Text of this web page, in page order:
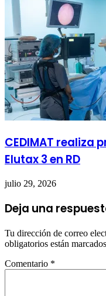
CEDIMAT realiza
Elutax 3 en RD
julio 29, 2026
Deja una
Tu dirección de correo
obligatorios están
Comentario *